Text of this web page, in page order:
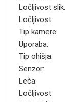
Ločljivost slik:
Ločljivost:
Tip kamere:
Uporaba:
Tip ohišja:
Senzor:
Leča:
Ločljivost